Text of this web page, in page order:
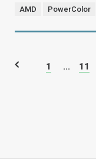
AMD PowerColor
1 ... 11